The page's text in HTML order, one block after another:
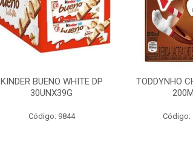
KINDER BUENO WHITE DP
30UNX39G
Código: 9844
TODDYNHO
Código: